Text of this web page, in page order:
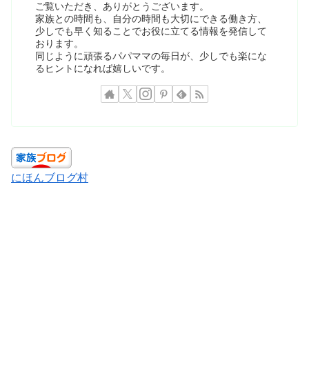
ご覧いただき、ありがとうございます。
家族との時間も、自分の時間も大切にできる働き方、
少しでも早く知ることでお役に立てる情報を発信して
おります。
同じように頑張るパパママの毎日が、少しでも楽にな
るヒントになれば嬉しいです。
にほんブログ村